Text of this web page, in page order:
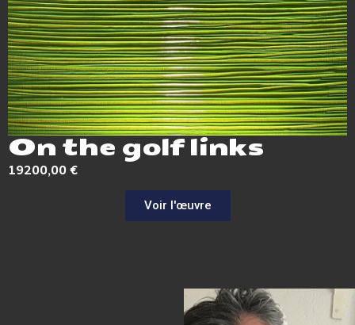
On the golf links
19200,00€
Voir l'œuvre